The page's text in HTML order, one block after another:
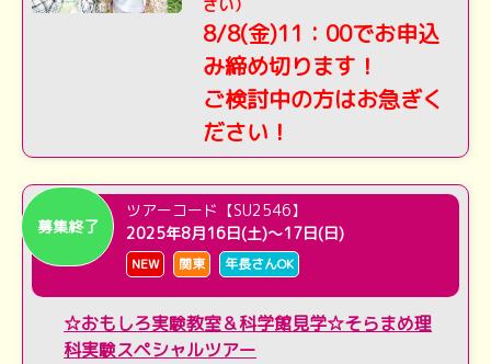
さい）
8/8(金)11：00でお申込
み締め切ります！
ご検討中の方はお急ぎく
ださい！
募集終了
ツアーコード【SU2546】
2025年8月16日(土)～17日(日)
NEW 関東 年長さんOK
☆おもしろ実験教室＆科学館見学☆そらまめ理
科実験スペシャルツアー